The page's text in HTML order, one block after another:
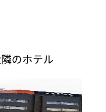
のホテル